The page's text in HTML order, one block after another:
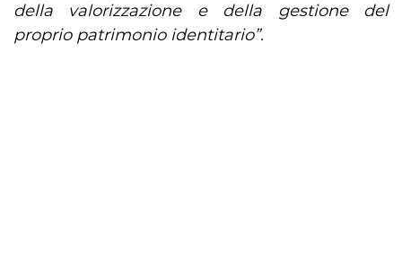
della valorizzazione e della gestione del
proprio patrimonio identitario”.